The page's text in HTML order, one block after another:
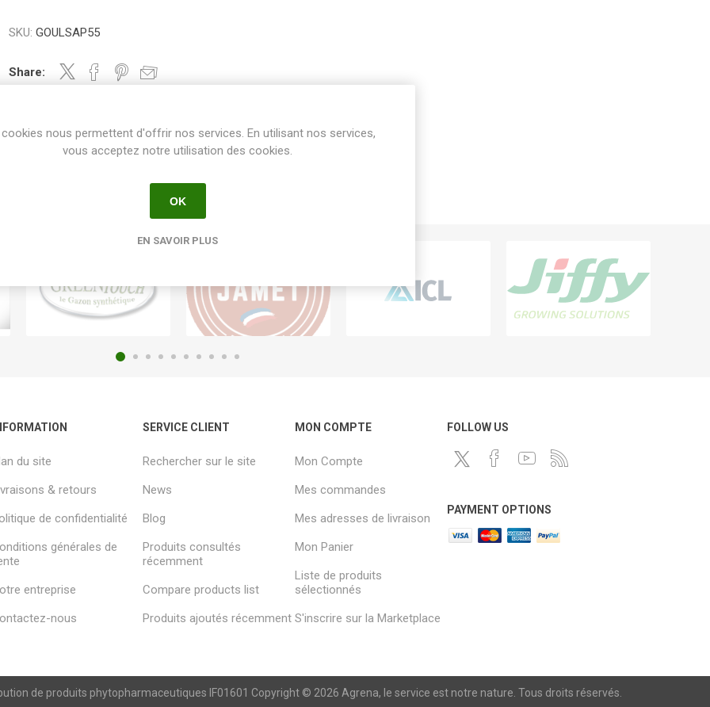
SKU: GOULSAP55
Share:
du site
& retours
de confidentialité
générales de
entreprise
nous
SERVICE CLIENT
Rechercher sur le site
News
Blog
Produits consultés
récemment
Compare products list
Produits ajoutés récemment
MON COMPTE
Mon Compte
Mes commandes
Mes adresses de livraison
Mon Panier
Liste de produits
sélectionnés
S'inscrire sur la Marketplace
FOLLOW US
PAYMENT OPTIONS
de produits phytopharmaceutiques IF01601 Copyright © 2026 Agrena, le service est notre nature. Tous droits réservés.
nous permettent d'offrir nos services. En utilisant nos services,
vous acceptez notre utilisation des cookies.
OK
EN SAVOIR PLUS